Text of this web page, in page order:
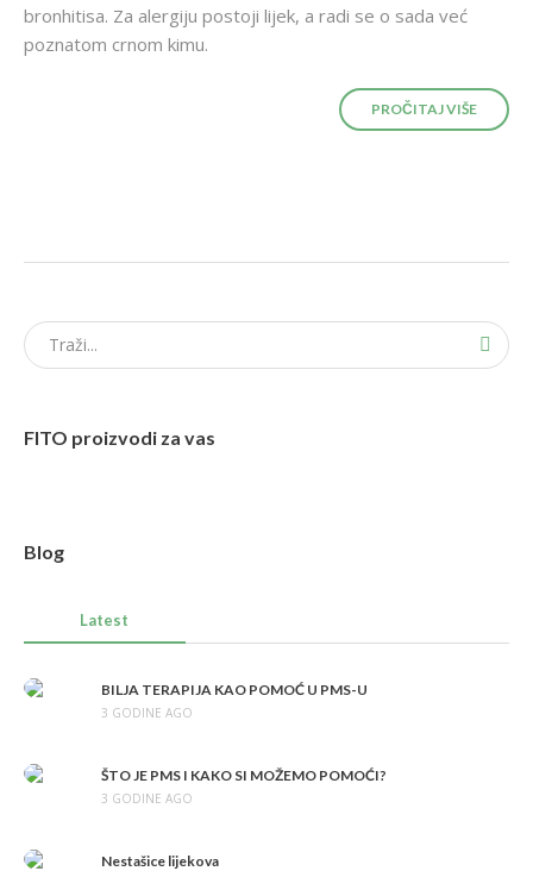
bronhitisa. Za alergiju postoji lijek, a radi se o sada već
poznatom crnom kimu.
PROČITAJ VIŠE
FITO proizvodi za vas
Blog
Latest
BILJA TERAPIJA KAO POMOĆ U PMS-U
3 GODINE AGO
ŠTO JE PMS I KAKO SI MOŽEMO POMOĆI?
3 GODINE AGO
Nestašice lijekova